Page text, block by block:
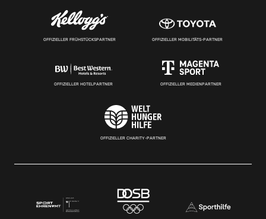
OFFIZIELLER FRÜHSTÜCKSPARTNER OFFIZIELLER MOBILITÄTS-PARTNER
OFFIZIELLER HOTELPARTNER OFFIZIELLER MEDIENPARTNER
OFFIZIELLER CHARITY-PARTNER